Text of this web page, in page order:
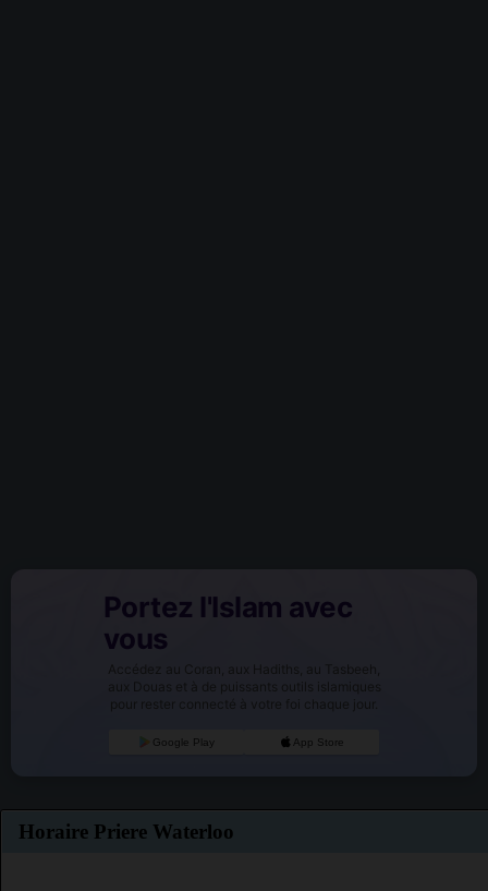
Portez l'Islam avec
vous
Accédez au Coran, aux Hadiths, au Tasbeeh,
aux Douas et à de puissants outils islamiques
pour rester connecté à votre foi chaque jour.
Google Play App Store
Horaire Priere Waterloo